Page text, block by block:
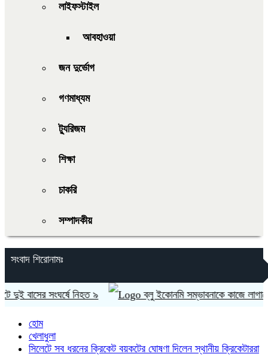
লাইফস্টাইল
আবহাওয়া
জন দুর্ভোগ
গণমাধ্যম
ট্যুরিজম
শিক্ষা
চাকরি
সম্পাদকীয়
সংবাদ শিরোনামঃ
বাসের সংঘর্ষে নিহত ৯ ব্লু ইকোনমি সম্ভাবনাকে কাজে লাগাতে
হোম
খেলাধুলা
সিলেটে সব ধরনের ক্রিকেট বয়কটের ঘোষণা দিলেন স্থানীয় ক্রিকেটাররা